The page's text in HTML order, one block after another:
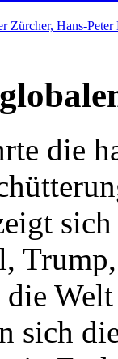
Zürcher, Hans-
die
sich